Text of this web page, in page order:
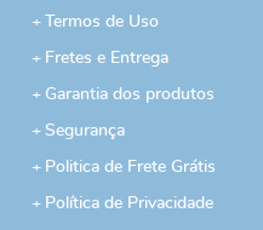
Termos de Uso
Fretes e Entrega
Garantia dos produtos
Segurança
Politica de Frete Grátis
Política de Privacidade